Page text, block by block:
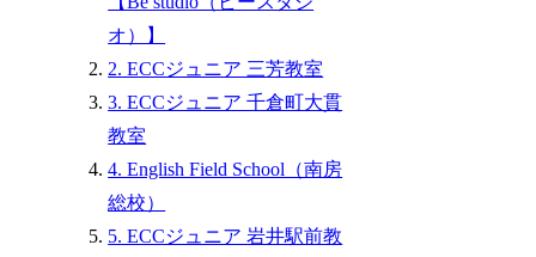
オ）】
2. ECCジュニア 三芳教室
3. ECCジュニア 千倉町大貫
教室
4. English Field School（南房
総校）
5. ECCジュニア 岩井駅前教